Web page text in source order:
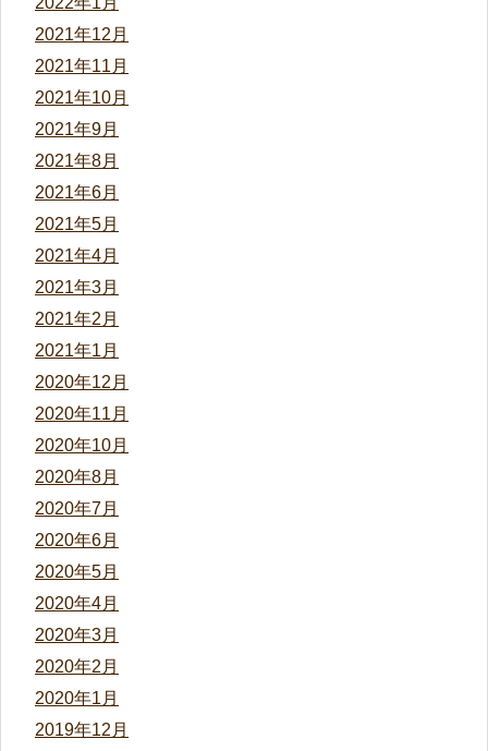
2021年12月
2021年11月
2021年10月
2021年9月
2021年8月
2021年6月
2021年5月
2021年4月
2021年3月
2021年2月
2021年1月
2020年12月
2020年11月
2020年10月
2020年8月
2020年7月
2020年6月
2020年5月
2020年4月
2020年3月
2020年2月
2020年1月
2019年12月